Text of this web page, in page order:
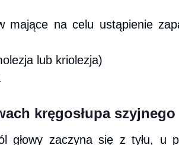
mające na celu ustąpienie
lub kriolezja)
kręgosłupa szyjnego
głowy zaczyna się z tyłu, u